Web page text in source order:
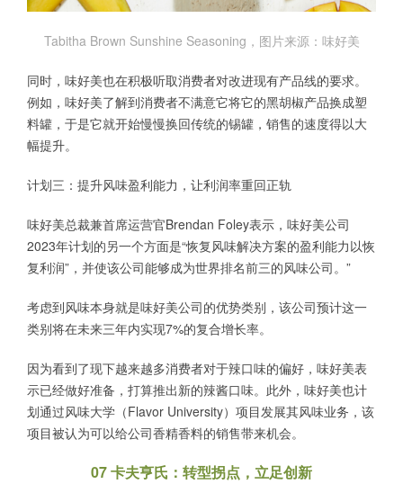
Tabitha Brown Sunshine Seasoning，图片来源：味好美
同时，味好美也在积极听取消费者对改进现有产品线的要求。
例如，味好美了解到消费者不满意它将它的黑胡椒产品换成塑
料罐，于是它就开始慢慢换回传统的锡罐，销售的速度得以大
幅提升。
计划三：提升风味盈利能力，让利润率重回正轨
味好美总裁兼首席运营官Brendan Foley表示，味好美公司
2023年计划的另一个方面是“恢复风味解决方案的盈利能力以恢
复利润”，并使该公司能够成为世界排名前三的风味公司。”
考虑到风味本身就是味好美公司的优势类别，该公司预计这一
类别将在未来三年内实现7%的复合增长率。
因为看到了现下越来越多消费者对于辣口味的偏好，味好美表
示已经做好准备，打算推出新的辣酱口味。此外，味好美也计
划通过风味大学（Flavor University）项目发展其风味业务，该
项目被认为可以给公司香精香料的销售带来机会。
07 卡夫亨氏：转型拐点，立足创新